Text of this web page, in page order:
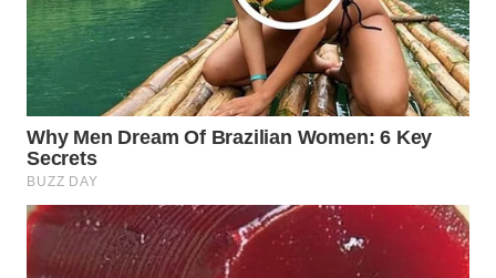
LESUNG
KARO
WN
SIMALUNGUN
WN
LABUHANBATU